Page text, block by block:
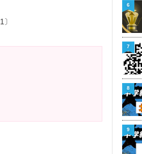
1〕
6
7
8
9